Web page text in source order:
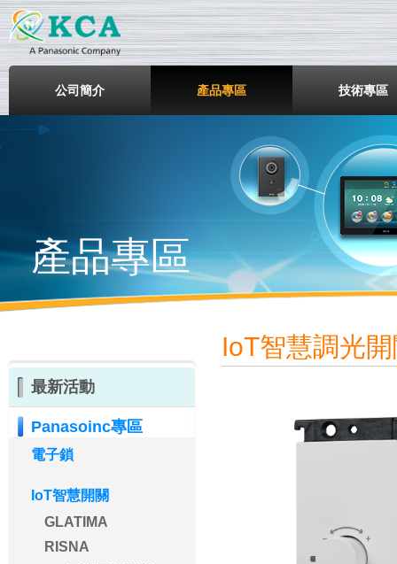
鎧鋒企業股份有限公司
公司簡介 產品專區 技術專區
產品專區
最新活動
Panasoinc專區
電子鎖
IoT智慧開關
GLATIMA
RISNA
IoT智慧調光